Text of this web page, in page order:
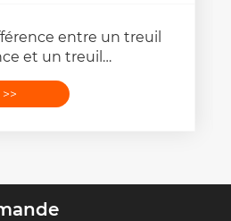
entre un treuil
et un treuil